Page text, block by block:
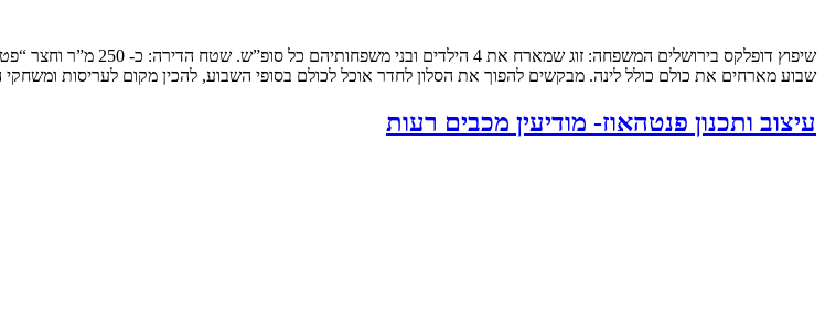
שיפוץ דופלקס בירושלים
שבוע מארחים את כולם כולל לינה. מבקשים להפוך את הסלון לחדר אוכל לכולם בסופי השבוע, להכין מקום לעריסות
עיצוב ותכנון פנטהאוז- מודיעין מכבים רעות